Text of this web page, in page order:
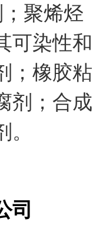
聚烯烃
可染性和
；橡胶粘
剂；合成
司